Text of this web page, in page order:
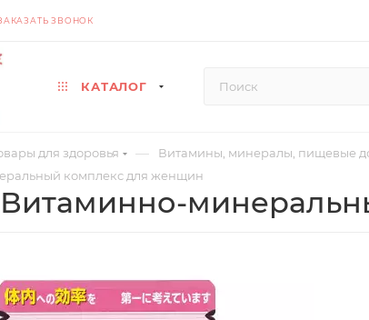
ЗВОНОК
КАТАЛОГ
для здоровья — Витамины, минералы, пищевые
комплекс для женщин
Витаминно-